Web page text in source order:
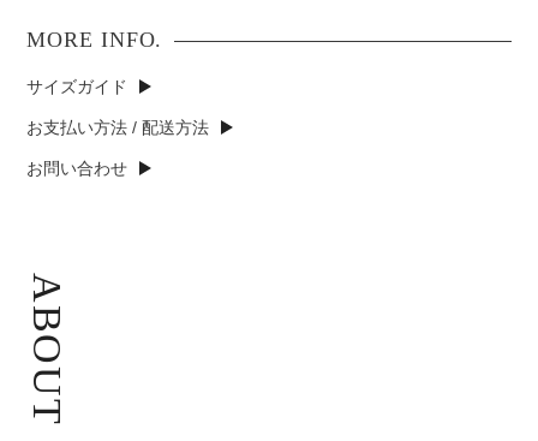
サイズガイド
お支払い方法 / 配送方法
お問い合わせ
ABOUT